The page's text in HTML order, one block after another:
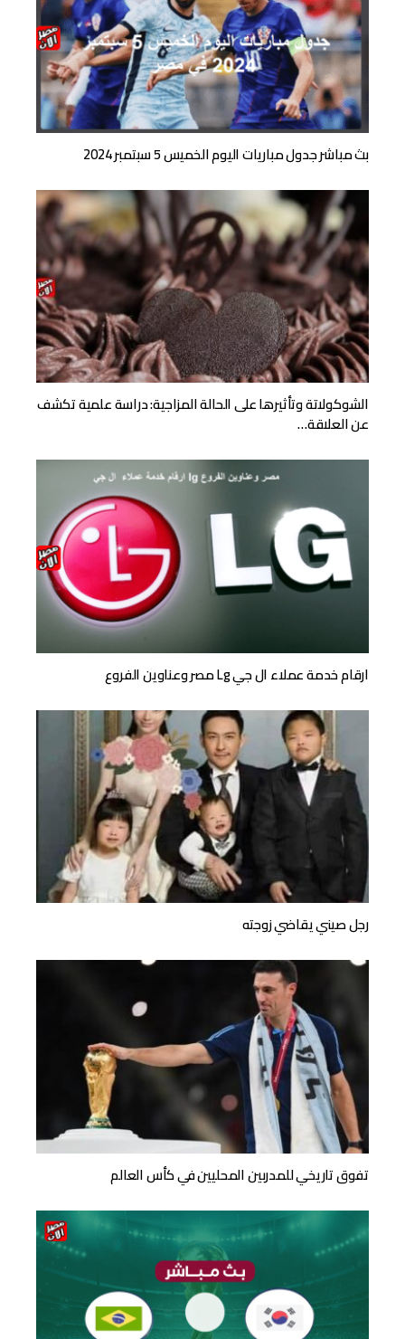
بث مباشر جدول مباريات اليوم الخميس 5 سبتمبر 2024
الشوكولاتة وتأثيرها على الحالة المزاجية: دراسة علمية تكشف
عن العلاقة…
ارقام خدمة عملاء ال جي Lg مصر وعناوين الفروع
رجل صيني يقاضي زوجته
تفوق تاريخي للمدربين المحليين في كأس العالم